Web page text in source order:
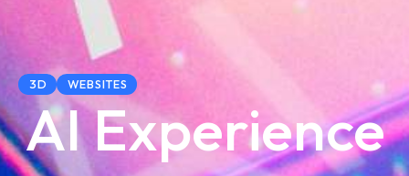
3D WEBSITES
AI Experience